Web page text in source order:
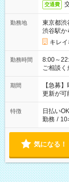
交通費
勤務地
東京都渋
渋谷駅か
キレ
勤務時間
8:00～
ご相談く
期間
【急募
更新が可
特徴 日払いOK
勤務 / 10
気になる！